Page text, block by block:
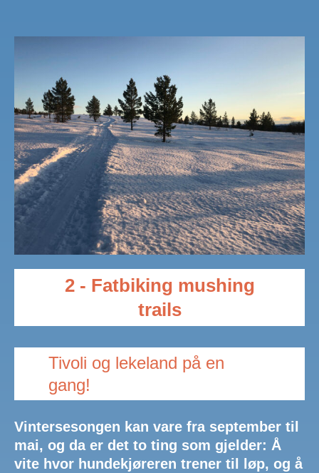
2 - Fatbiking mushing
trails
Tivoli og lekeland på en
gang!
Vintersesongen kan vare fra september til
mai, og da er det to ting som gjelder: Å
vite hvor hundekjøreren trener til løp, og å